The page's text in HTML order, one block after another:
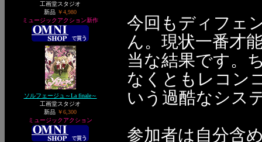
工画堂スタジオ
新品 ￥4,980
ミュージックアクション新作
ソルフェージュ～La finale～
工画堂スタジオ
新品 ￥6,300
ミュージックアクション
今回もディフェ
ん。現状一番才
当な結果です。
なくともレコン
いう過酷なシス
参加者は自分含